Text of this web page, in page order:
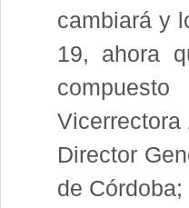
cambiará y
19, ahora
Director
de Córdoba;